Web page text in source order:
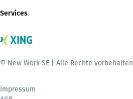
Services
© New Work SE | Alle Rechte vorbehalten
Impressum